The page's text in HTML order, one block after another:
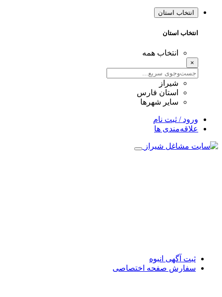
انتخاب استان
انتخاب استان
انتخاب همه
×
شیراز
استان فارس
سایر شهرها
ورود / ثبت نام
علاقه‌مندی ها
ثبت آگهی انبوه
سفارش صفحه اختصاصی